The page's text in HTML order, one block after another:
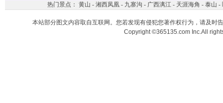
热门景点： 黄山 - 湘西凤凰- 九寨沟 - 广西漓江- 天涯海角 - 泰山 -
本站部分图文内容取自互联网。您若发现有侵犯您著作权行为，请及时
Copyright ©365135.com Inc.All